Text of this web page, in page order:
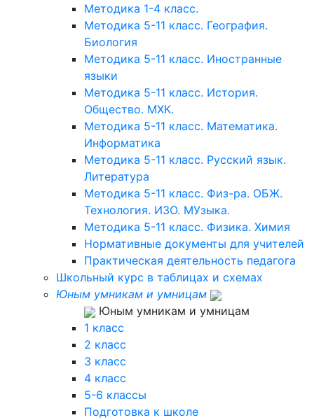
Методика 1-4 класс.
Методика 5-11 класс. География.
Биология
Методика 5-11 класс. Иностранные
языки
Методика 5-11 класс. История.
Общество. МХК.
Методика 5-11 класс. Математика.
Информатика
Методика 5-11 класс. Русский язык.
Литература
Методика 5-11 класс. Физ-ра. ОБЖ.
Технология. ИЗО. МУзыка.
Методика 5-11 класс. Физика. Химия
Нормативные документы для учителей
Практическая деятельность педагога
Школьный курс в таблицах и схемах
Юным умникам и умницам
Юным умникам и умницам
1 класс
2 класс
3 класс
4 класс
5-6 классы
Подготовка к школе